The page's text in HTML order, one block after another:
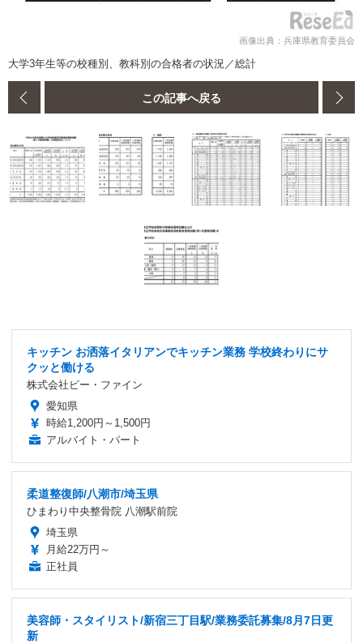
画像出典：兵庫県教育委員会
大学3年生等の校種別、教科別の合格者の状況／総計
この記事へ戻る
キッチン お洒落イタリアンでキッチン業務 学校終わりにサ
クッと働ける
株式会社ビー・ファイン
愛知県
時給1,200円～1,500円
アルバイト・パート
柔道整復師/八潮市/埼玉県
ひまわり中央整骨院 八潮駅前院
埼玉県
月給22万円～
正社員
美容師・スタイリスト/新宿三丁目駅/業務委託募集/8月7日更
新